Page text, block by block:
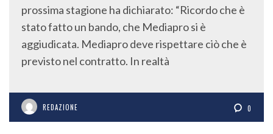
prossima stagione ha dichiarato: “Ricordo che è
stato fatto un bando, che Mediapro si è
aggiudicata. Mediapro deve rispettare ciò che è
previsto nel contratto. In realtà
REDAZIONE 0